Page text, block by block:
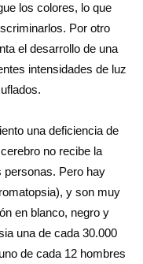
los colores, lo que
Por otro
el desarrollo de una
intensidades de luz
una deficiencia de
no recibe la
personas. Pero hay
y son muy
en blanco, negro y
una de cada 30.000
de cada 12 hombres